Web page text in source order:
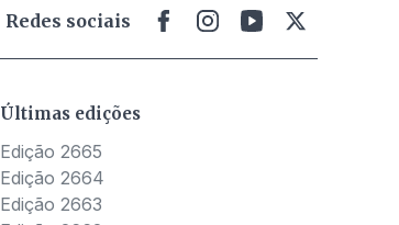
Redes sociais
Últimas edições
Edição 2665
Edição 2664
Edição 2663